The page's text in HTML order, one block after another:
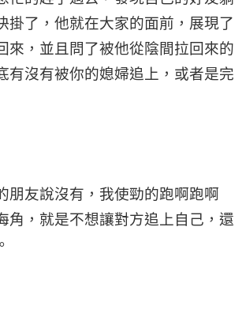
掛了，他就在大家的面前，展現了
來，並且問了被他從陰間拉回來的
有沒有被你的媳婦追上，或者是完
朋友說沒有，我使勁的跑啊跑啊
角，就是不想讓對方追上自己，還